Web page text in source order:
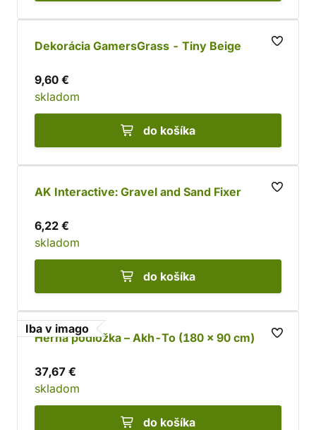
Dekorácia GamersGrass - Tiny Beige
9,60 €
skladom
do košíka
AK Interactive: Gravel and Sand Fixer
6,22 €
skladom
do košíka
Iba v imago
Herná podložka – Akh-To (180 × 90 cm)
37,67 €
skladom
do košíka